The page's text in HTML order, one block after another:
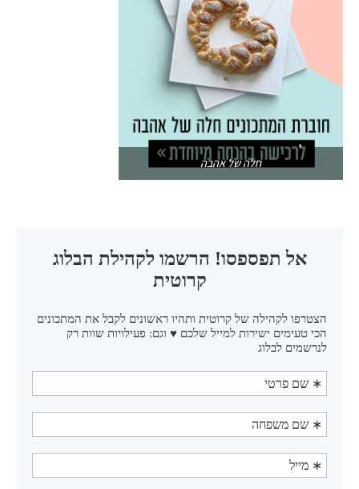
חלה של אהבה